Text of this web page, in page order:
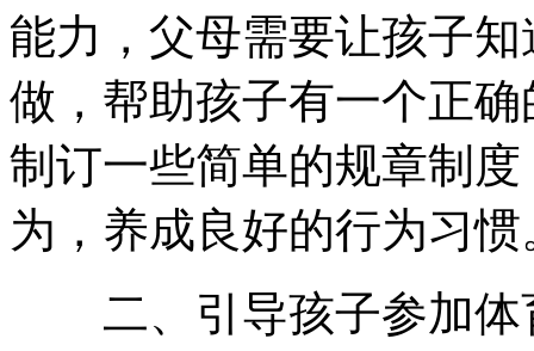
能力，父母需要让孩子
做，帮助孩子有一个正
制订一些简单的规章制
为，养成良好的行为习惯
二、引导孩子参加体